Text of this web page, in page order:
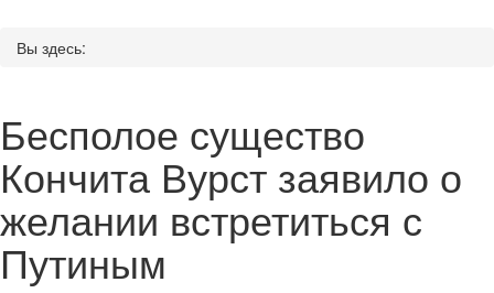
Вы здесь:
Бесполое существо
Кончита Вурст заявило о
желании встретиться с
Путиным